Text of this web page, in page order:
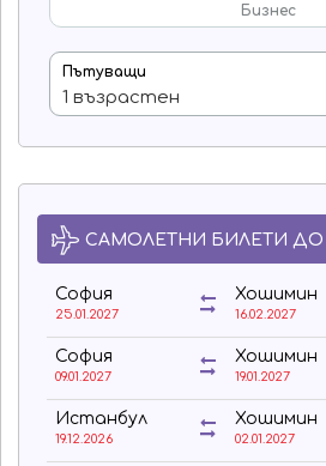
Бизнес
Пътуващи
САМОЛЕТНИ БИЛЕТИ
София
25.01.2027
Хошимин
16.02.2027
София
09.01.2027
Хошимин
19.01.2027
Истанбул
19.12.2026
Хошимин
02.01.2027